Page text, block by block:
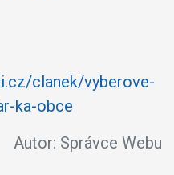
clanek/vyberove-
ka-obce
Autor: Správce Webu